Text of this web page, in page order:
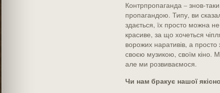
Контрпропаганда – знов-
пропагандою. Типу, ви
здається, їх просто можна
красиве, за що хочеться
ворожих наративів, а
своєю музикою, своїм кіно.
але ми розвиваємося.
Чи нам бракує нашої